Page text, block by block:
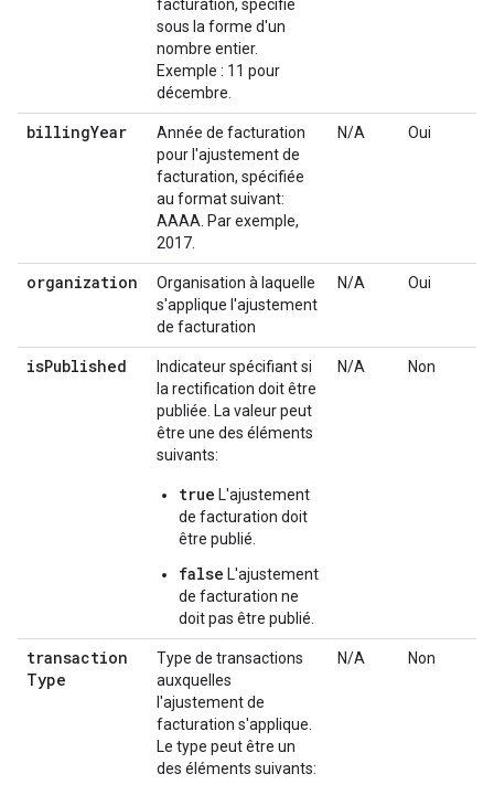
facturation, spécifié
sous la forme d'un
nombre entier.
Exemple : 11 pour
décembre.
billingYear
Année de facturation
pour l'ajustement de
facturation, spécifiée
au format suivant:
AAAA. Par exemple,
2017.
N/A Oui
organization
Organisation à laquelle
s'applique l'ajustement
de facturation
N/A Oui
isPublished
Indicateur spécifiant si
la rectification doit être
publiée. La valeur peut
être une des éléments
suivants:
true L'ajustement
de facturation doit
être publié.
false L'ajustement
de facturation ne
doit pas être publié.
N/A Non
transaction
Type
Type de transactions
auxquelles
l'ajustement de
facturation s'applique.
Le type peut être un
des éléments suivants:
N/A Non